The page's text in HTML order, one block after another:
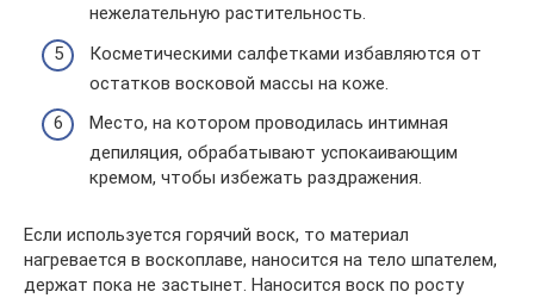
нежелательную растительность.
Косметическими салфетками избавляются от
остатков восковой массы на коже.
Место, на котором проводилась интимная
депиляция, обрабатывают успокаивающим
кремом, чтобы избежать раздражения.
Если используется горячий воск, то материал
нагревается в воскоплаве, наносится на тело шпателем,
держат пока не застынет. Наносится воск по росту